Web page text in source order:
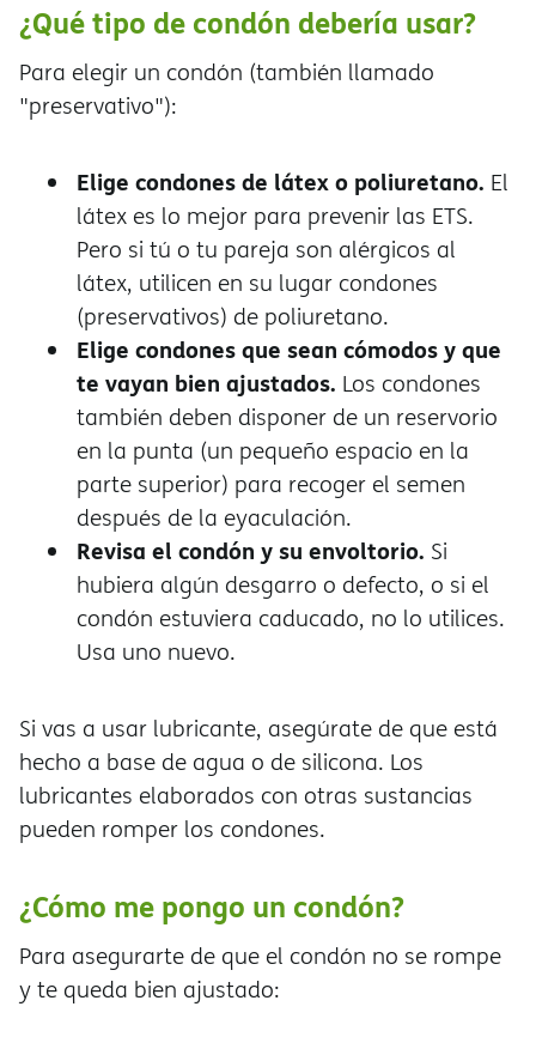
¿Qué tipo de condón debería usar?
Para elegir un condón (también llamado
"preservativo"):
Elige condones de látex o poliuretano. El
látex es lo mejor para prevenir las ETS.
Pero si tú o tu pareja son alérgicos al
látex, utilicen en su lugar condones
(preservativos) de poliuretano.
Elige condones que sean cómodos y que
te vayan bien ajustados. Los condones
también deben disponer de un reservorio
en la punta (un pequeño espacio en la
parte superior) para recoger el semen
después de la eyaculación.
Revisa el condón y su envoltorio. Si
hubiera algún desgarro o defecto, o si el
condón estuviera caducado, no lo utilices.
Usa uno nuevo.
Si vas a usar lubricante, asegúrate de que est
hecho a base de agua o de silicona. Los
lubricantes elaborados con otras sustancias
pueden romper los condones.
¿Cómo me pongo un condón?
Para asegurarte de que el condón no se rompe
y te queda bien ajustado: